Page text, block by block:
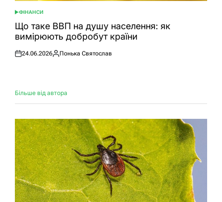
ОПУБЛІКУВАТИ
У
ФІНАНСИ
Що таке ВВП на душу населення: як
вимірюють добробут країни
Оприлюднено
24.06.2026
Опубліковано
Понька Святослав
Більше від автора